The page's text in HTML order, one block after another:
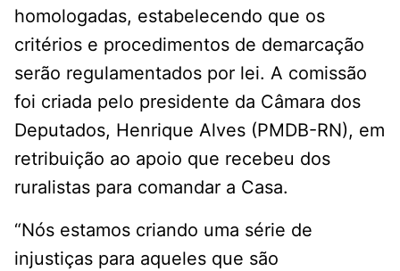
homologadas, estabelecendo que os
critérios e procedimentos de demarcação
serão regulamentados por lei. A comissão
foi criada pelo presidente da Câmara dos
Deputados, Henrique Alves (PMDB-RN), em
retribuição ao apoio que recebeu dos
ruralistas para comandar a Casa.
“Nós estamos criando uma série de
injustiças para aqueles que são